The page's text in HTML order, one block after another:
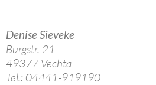
Denise Sieveke
Burgstr. 21
49377 Vechta
Tel.: 04441-919190